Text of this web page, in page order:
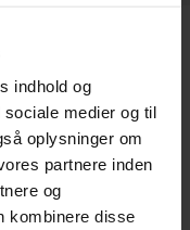
indhold og
medier og til
oplysninger om
partnere inden
og
kombinere disse